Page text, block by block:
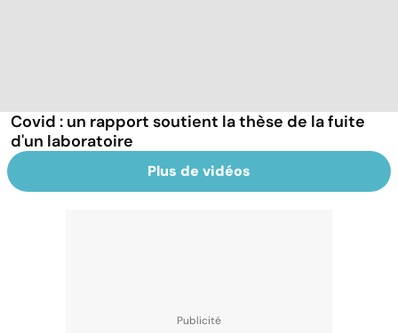
Covid : un rapport soutient la thèse de la fuite
d'un laboratoire
Plus de vidéos